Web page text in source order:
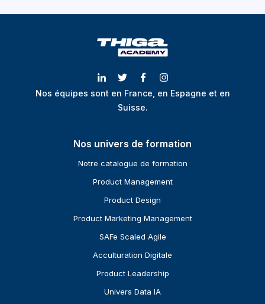
Nos équipes sont en France, en Espagne et en
Suisse.
Nos univers de formation
Notre catalogue de formation
Product Management
Product Design
Product Marketing Management
SAFe Scaled Agile
Acculturation Digitale
Product Leadership
Univers Data IA